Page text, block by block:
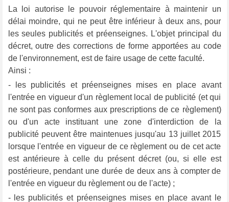
La loi autorise le pouvoir réglementaire à maintenir un
délai moindre, qui ne peut être inférieur à deux ans, pour
les seules publicités et préenseignes. L'objet principal du
décret, outre des corrections de forme apportées au code
de l'environnement, est de faire usage de cette faculté.
Ainsi :
- les publicités et préenseignes mises en place avant
l'entrée en vigueur d'un règlement local de publicité (et qui
ne sont pas conformes aux prescriptions de ce règlement)
ou d'un acte instituant une zone d'interdiction de la
publicité peuvent être maintenues jusqu'au 13 juillet 2015
lorsque l'entrée en vigueur de ce règlement ou de cet acte
est antérieure à celle du présent décret (ou, si elle est
postérieure, pendant une durée de deux ans à compter de
l'entrée en vigueur du règlement ou de l'acte) ;
- les publicités et préenseignes mises en place avant le